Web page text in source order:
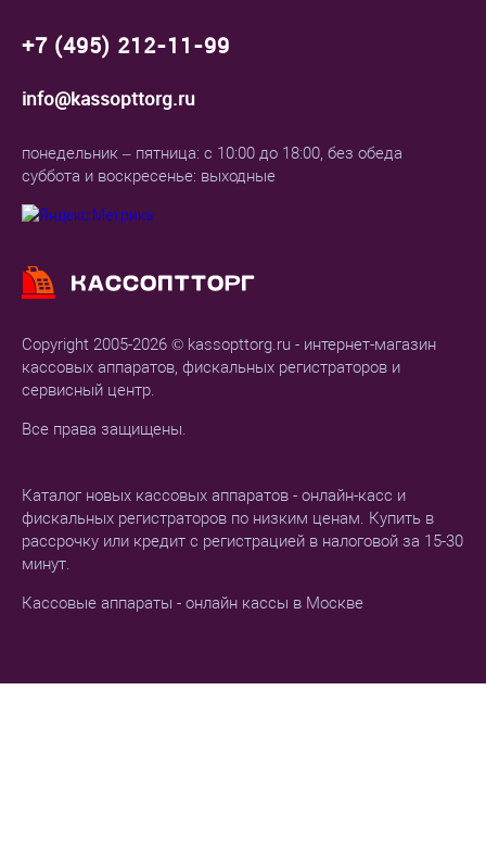
Copyright 2005-2026 © kassopttorg.ru - интернет-магазин
кассовых аппаратов, фискальных регистраторов и
сервисный центр.
Все права защищены.
Каталог новых кассовых аппаратов - онлайн-касс и
фискальных регистраторов по низким ценам. Купить в
рассрочку или кредит с регистрацией в налоговой за 15-30
минут.
Кассовые аппараты - онлайн кассы в Москве
+7 (495) 212-11-99
info@kassopttorg.ru
понедельник – пятница: с 10:00 до 18:00, без обеда
суббота и воскресенье: выходные